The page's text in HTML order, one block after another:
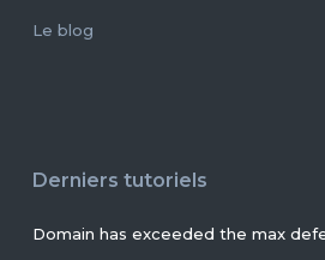
Le blog
Derniers tutoriels